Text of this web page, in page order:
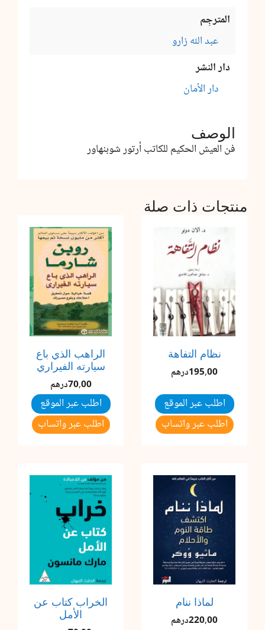
المترجِم
عبد الله زارو
دار النشر
دار الأمان
الوصف
فن العيش الحكيم للكاتب أرتور شوبنهاور
منتجات ذات صلة
نظام التفاهة
195,00درهم
اطلب عبر الموقع
اطلب عبر واتساب
الراهب الذي باع
سيارته الفيراري
70,00درهم
اطلب عبر الموقع
اطلب عبر واتساب
لماذا ننام
220,00درهم
الخراب كتاب عن
الأمل